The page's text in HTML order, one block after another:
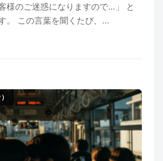
様のご迷惑になりますので…」 と
。 この言葉を聞くたび、...